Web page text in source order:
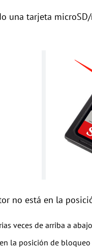
una tarjeta
no está en la
veces de arriba a
la posición de